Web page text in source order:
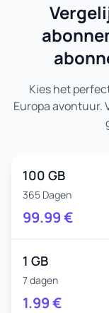
Kies het
Europa avontuur.
100 GB
365 Dagen
99.99€
1 GB
7 dagen
1.99€